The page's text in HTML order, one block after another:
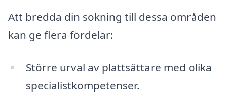
Att bredda din sökning till dessa områden
kan ge flera fördelar:
Större urval av plattsättare med olika
specialistkompetenser.